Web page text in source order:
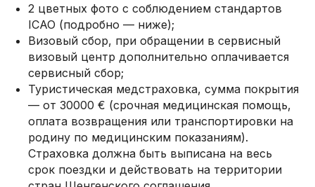
2 цветных фото с соблюдением стандартов
ICAO (подробно — ниже);
Визовый сбор, при обращении в сервисный
визовый центр дополнительно оплачивается
сервисный сбор;
Туристическая медстраховка, сумма покрытия
— от 30000 € (срочная медицинская помощь,
оплата возвращения или транспортировки на
родину по медицинским показаниям).
Страховка должна быть выписана на весь
срок поездки и действовать на территории